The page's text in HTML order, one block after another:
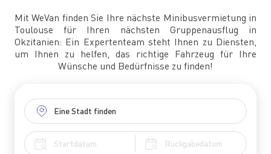
Mit WeVan finden Sie Ihre nächste Minibusvermietung in
Toulouse für Ihren nächsten Gruppenausflug in
Okzitanien: Ein Expertenteam steht Ihnen zu Diensten,
um Ihnen zu helfen, das richtige Fahrzeug für Ihre
Wünsche und Bedürfnisse zu finden!